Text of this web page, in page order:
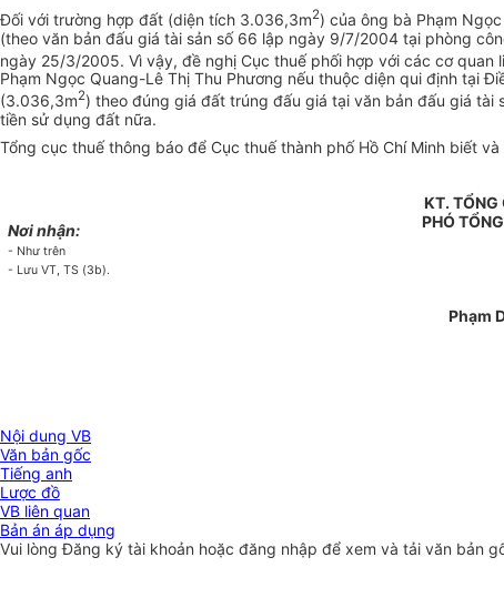
Đối với trường hợp đất (diện tích 3.036,3m2) của ông bà Phạm
(theo văn bản đấu giá tài sản số 66 lập ngày 9/7/2004 tại phòng
ngày 25/3/2005. Vì vậy, đề nghị Cục thuế phối hợp với các cơ quan
Phạm Ngọc Quang-Lê Thị Thu Phương nếu thuộc diện qui định tại
(3.036,3m2) theo đúng giá đất trúng đấu giá tại văn bản đấu giá tài
tiền sử dụng đất nữa.
Tổng cục thuế thông báo để Cục thuế thành phố Hồ Chí Minh biết và
Nơi nhận:
- Như trên
- Lưu VT, TS (3b).
KT. TỔNG
PHÓ
Phạm
Nội dung VB
Văn bản gốc
Tiếng anh
Lược đồ
VB liên quan
Bản án áp dụng
Vui lòngĐăng ký tài khoản hoặc đăng nhập để xem và tải văn bản